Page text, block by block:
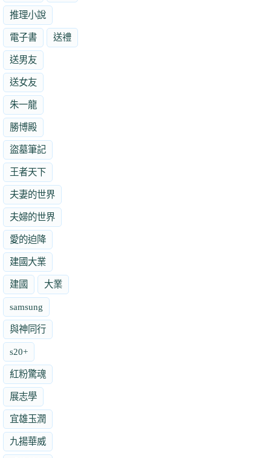
推理小說
電子書 送禮
送男友
送女友
朱一龍
勝博殿
盜墓筆記
王者天下
夫妻的世界
夫婦的世界
愛的迫降
建國大業
建國 大業
samsung
與神同行
s20+
紅粉驚魂
展志學
宜雄玉潤
九揚華威